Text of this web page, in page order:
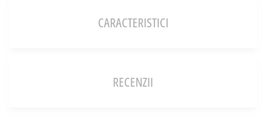
CARACTERISTICI
RECENZII